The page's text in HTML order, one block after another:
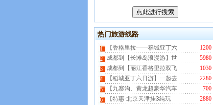
热门旅游线路
1 【香格里拉——稻城亚丁六
1200
2 成都到【长滩岛浪漫游】世
5980
3 成都到【丽江香格里拉双飞
1030
4 【稻城亚丁六日游】一起去
2280
5 【九寨沟、黄龙超豪华汽车
700
6 【特惠-北京天津挂3纯玩
2880